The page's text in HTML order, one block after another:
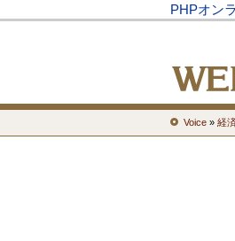
PHPオン
Voice » 経